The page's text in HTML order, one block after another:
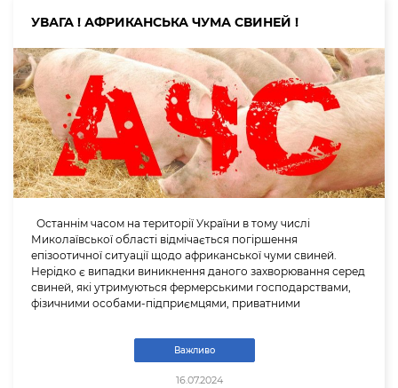
УВАГА ! АФРИКАНСЬКА ЧУМА СВИНЕЙ !
Останнім часом на території України в тому числі
Миколаївської області відмічається погіршення
епізоотичної ситуації щодо африканської чуми свиней.
Нерідко є випадки виникнення даного захворювання серед
свиней, які утримуються фермерськими господарствами,
фізичними особами-підприємцями, приватними
Важливо
16.07.2024